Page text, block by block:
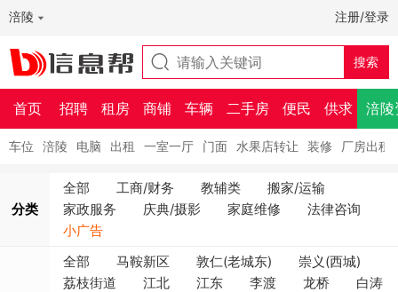
涪陵 注册/登录
首页 招聘 租房 商铺 车辆 二手房 便民 供求 涪陵
车位 涪陵 电脑 出租 一室一厅 门面 水果店转让 装修 厂房出租
分类
全部 工商/财务 教辅类
搬家/运输
家政服务
庆典/摄影 家庭维修
法律咨询
小广告
全部 马鞍新区 敦仁(老城东)
崇义(西城)
荔枝街道
江北 江东 李渡 龙桥
白涛